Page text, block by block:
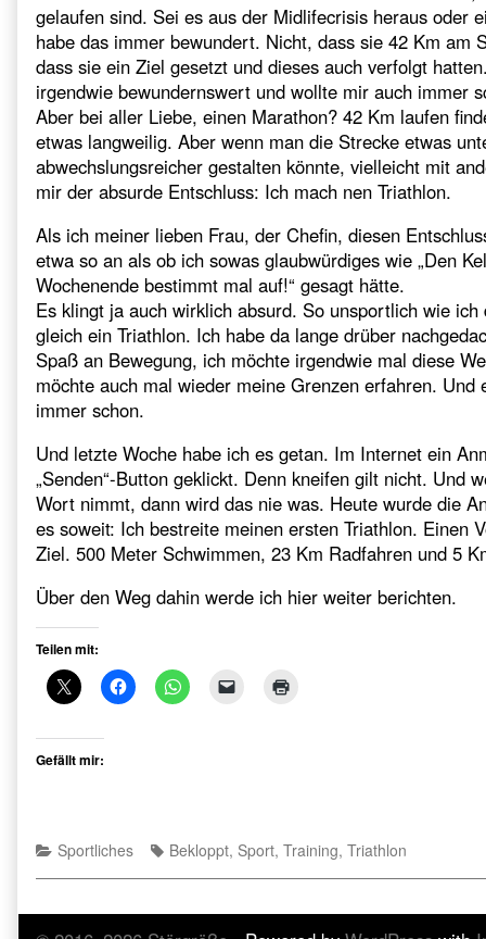
gelaufen sind. Sei es aus der Midlifecrisis heraus oder
habe das immer bewundert. Nicht, dass sie 42 Km am
dass sie ein Ziel gesetzt und dieses auch verfolgt
irgendwie bewundernswert und wollte mir auch immer
Aber bei aller Liebe, einen Marathon? 42 Km laufen
etwas langweilig. Aber wenn man die Strecke etwas
abwechslungsreicher gestalten könnte, vielleicht mit
mir der absurde Entschluss: Ich mach nen Triathlon.
Als ich meiner lieben Frau, der Chefin, diesen
etwa so an als ob ich sowas glaubwürdiges wie „Den
Wochenende bestimmt mal auf!“ gesagt hätte.
Es klingt ja auch wirklich absurd. So unsportlich wie
gleich ein Triathlon. Ich habe da lange drüber
Spaß an Bewegung, ich möchte irgendwie mal diese
möchte auch mal wieder meine Grenzen erfahren. Und
immer schon.
Und letzte Woche habe ich es getan. Im Internet ein
„Senden“-Button geklickt. Denn kneifen gilt nicht. Und
Wort nimmt, dann wird das nie was. Heute wurde die
es soweit: Ich bestreite meinen ersten Triathlon. Einen
Ziel. 500 Meter Schwimmen, 23 Km Radfahren und 5
Über den Weg dahin werde ich hier weiter berichten.
Teilen mit:
Gefällt mir:
Categories
Sportliches Tags
Bekloppt, Sport, Training, Triathlon